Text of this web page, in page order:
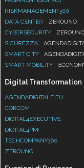
RISKMANAGEMENT360
DATA CENTER
ZEROUNO
CYBERSECURITY
ZEROUNO
SICUREZZA
SMART CITY
SMART MOBILITY
Digital Transformation
AGENDADIGITALE.EU
CORCOM
DIGITAL4EXECUTIVE
DIGITAL4PMI
TECHCOMPANY360
ZEROUNO